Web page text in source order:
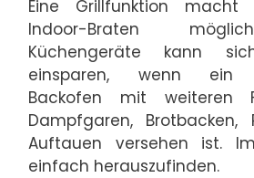
Eine Grillfunktion macht
Indoor-Braten
Küchengeräte kann
einsparen, wenn ein
Backofen mit weiteren
Dampfgaren, Brotbacken,
Auftauen versehen ist.
einfach herauszufinden.